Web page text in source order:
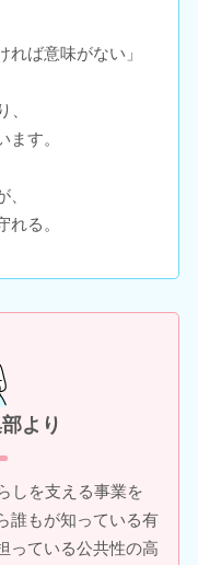
れば意味がない」
す。
る。
より
しを支える事業を
誰もが知っている有
っている公共性の高